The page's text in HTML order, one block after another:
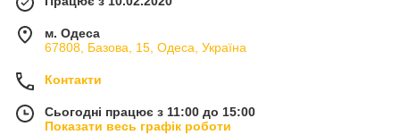
м. Одеса
67808, Базова, 15, Одеса, Україна
Контакти
Сьогодні працює з 11:00 до 15:00
Показати весь графік роботи